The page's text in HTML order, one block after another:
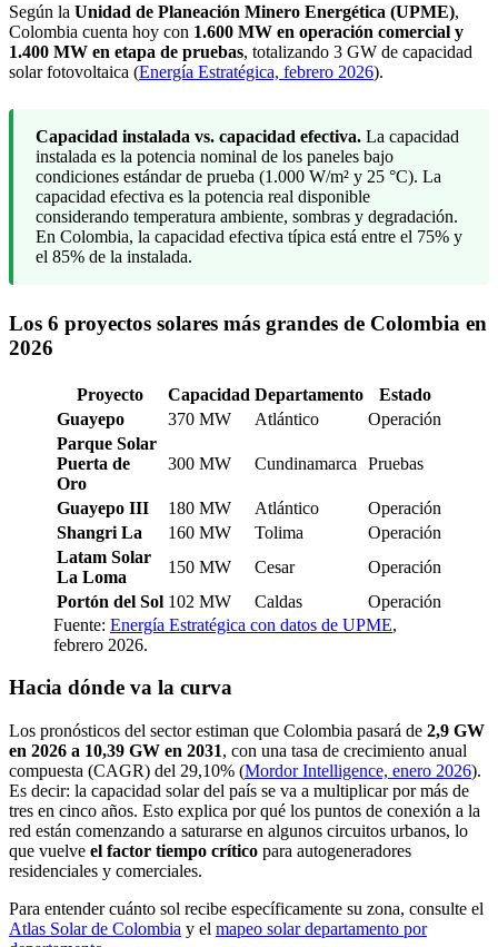
Según la Unidad de Planeación Minero Energética (UPME),
Colombia cuenta hoy con 1.600 MW en operación comercial y
1.400 MW en etapa de pruebas, totalizando 3 GW de capacidad
solar fotovoltaica (Energía Estratégica, febrero 2026).
Capacidad instalada vs. capacidad efectiva. La capacidad
instalada es la potencia nominal de los paneles bajo
condiciones estándar de prueba (1.000 W/m² y 25 °C). La
capacidad efectiva es la potencia real disponible
considerando temperatura ambiente, sombras y degradación.
En Colombia, la capacidad efectiva típica está entre el 75% y
el 85% de la instalada.
Los 6 proyectos solares más grandes de Colombia en
2026
Proyecto Capacidad Departamento
Estado
Guayepo
370 MW Atlántico
Operación
Parque Solar
Puerta de
Oro
300 MW Cundinamarca Pruebas
Guayepo III 180 MW Atlántico
Operación
Shangri La
160 MW Tolima
Operación
Latam Solar
La Loma
150 MW Cesar
Operación
Portón del Sol 102 MW Caldas
Operación
Fuente: Energía Estratégica con datos de UPME,
febrero 2026.
Hacia dónde va la curva
Los pronósticos del sector estiman que Colombia pasará de 2,9 GW
en 2026 a 10,39 GW en 2031, con una tasa de crecimiento anual
compuesta (CAGR) del 29,10% (Mordor Intelligence, enero 2026).
Es decir: la capacidad solar del país se va a multiplicar por más de
tres en cinco años. Esto explica por qué los puntos de conexión a la
red están comenzando a saturarse en algunos circuitos urbanos, lo
que vuelve el factor tiempo crítico para autogeneradores
residenciales y comerciales.
Para entender cuánto sol recibe específicamente su zona, consulte el
Atlas Solar de Colombia y el mapeo solar departamento por